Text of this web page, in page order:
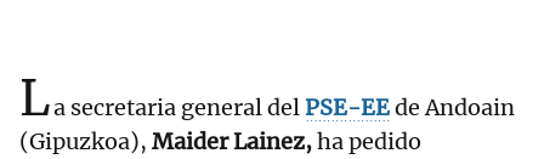
La secretaria general delPSE-EEde Andoain
(Gipuzkoa), Maider Lainez,ha pedido